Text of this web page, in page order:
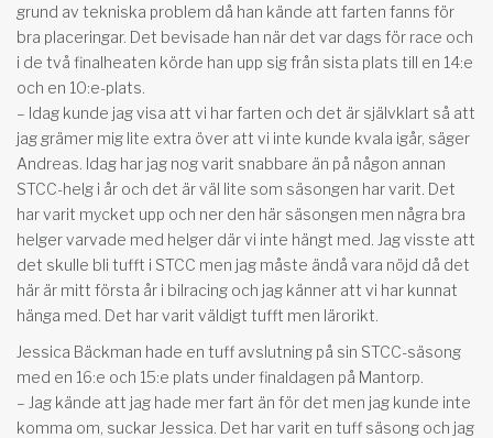
grund av tekniska problem då han kände att farten fanns för
bra placeringar. Det bevisade han när det var dags för race och
i de två finalheaten körde han upp sig från sista plats till en 14:e
och en 10:e-plats.
– Idag kunde jag visa att vi har farten och det är självklart så att
jag grämer mig lite extra över att vi inte kunde kvala igår, säger
Andreas. Idag har jag nog varit snabbare än på någon annan
STCC-helg i år och det är väl lite som säsongen har varit. Det
har varit mycket upp och ner den här säsongen men några bra
helger varvade med helger där vi inte hängt med. Jag visste att
det skulle bli tufft i STCC men jag måste ändå vara nöjd då det
här är mitt första år i bilracing och jag känner att vi har kunnat
hänga med. Det har varit väldigt tufft men lärorikt.
Jessica Bäckman hade en tuff avslutning på sin STCC-säsong
med en 16:e och 15:e plats under finaldagen på Mantorp.
– Jag kände att jag hade mer fart än för det men jag kunde inte
komma om, suckar Jessica. Det har varit en tuff säsong och jag